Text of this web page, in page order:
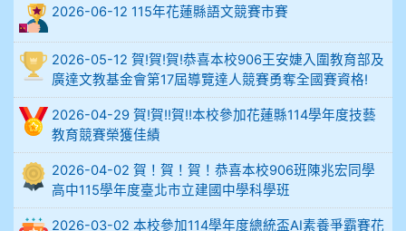
912余 嘉 5A10+
914謝佩臻 5A10+
902蘇奕愷
903陳品帆
904彭子庭
2026-06-12 115年花蓮縣語文競賽市賽
2026-05-12 賀!賀!賀!恭喜本校906王安婕入圍教育部及
廣達文教基金會第17屆導覽達人競賽勇奪全國賽資格!
2026-04-29 賀!賀!!賀!!本校參加花蓮縣114學年度技藝
教育競賽榮獲佳績
2026-04-02 賀！賀！賀！恭喜本校906班陳兆宏同學
高中115學年度臺北市立建國中學科學班
2026-03-02 本校參加114學年度總統盃AI素養爭霸賽花